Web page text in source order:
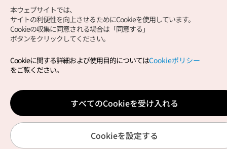
Copyright (c) Korea Tourism Organization All Rights
サイトエラー報告公式メール
japanese@knto.or.kr
本ウェブサイトでは、
サイトの利便性を向上させるためにCookieを使用しています。
Cookieの収集に同意される場合は「同意する」
ボタンをクリックしてください。
Cookieに関する詳細および使用目的についてはCookieポリシー
をご覧ください。
すべてのCookieを受け入れる
Cookieを設定する